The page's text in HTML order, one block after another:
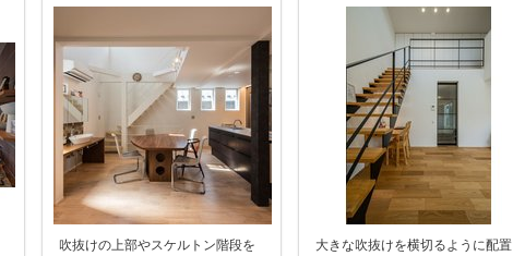
吹抜けの上部やスケルトン階段を
大きな吹抜けを横切るように配置